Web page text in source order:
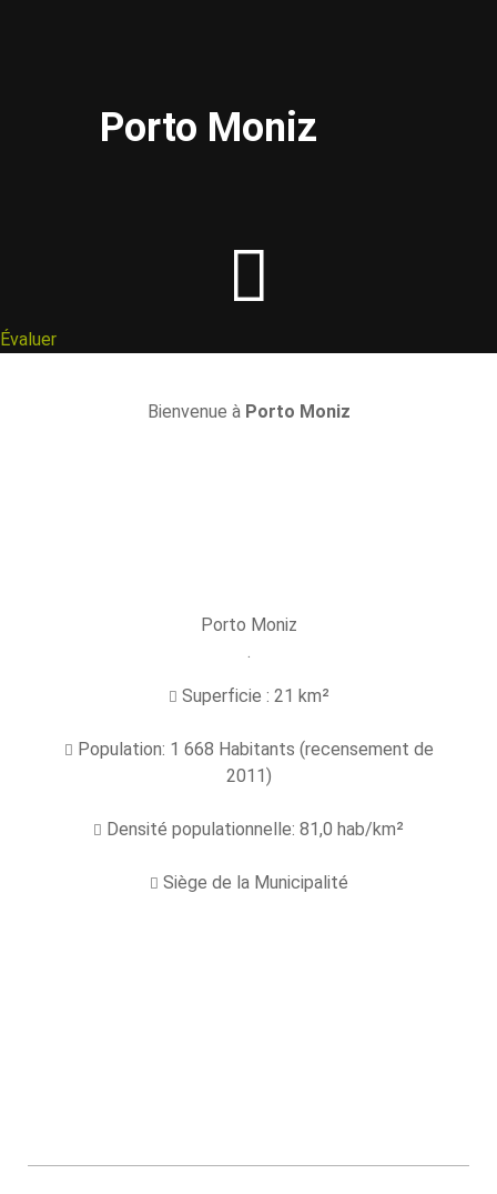
Porto Moniz
Évaluer
Bienvenue à Porto Moniz
Porto Moniz
.
Superficie : 21 km²
Population: 1 668 Habitants (recensement de
2011)
Densité populationnelle: 81,0 hab/km²
Siège de la Municipalité